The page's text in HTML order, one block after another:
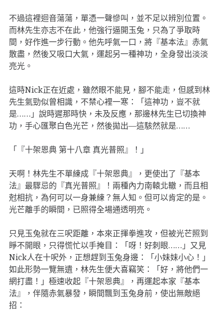
不過這裡迴音蕩蕩，單憑一聲慘叫，並不足以辨別位置。
而林先生亦志不在此，他強行逼開玉兔，只為了爭取時
間，好作進一步行動。他先呼氣一口，將『基本法』赤氣
散盡，然後又吸口大氣，運起另一種神功，全身發出淡淡
亮光。
這時Nick正在近處，雖然眼不能見，腳不能走，但感到林
先生氣勁似曾相識，不禁心裡一寒：「這神功，豈不就
是……」說時遲那時快，未及反應，那邊林先生已切換神
功，手心匯聚白色光芒，然後拋出—這駭然就是……
「『十架恩典 第十八章 真光普照』！」
天啊！林先生不單練成『十架恩典』，更使出了『基本
法』最驟忌的『真光普照』！兩種內力南轅北轍，而且相
尅相抗，為何可以一身兼練？無人知。但可以肯定的是。
光芒離手的瞬間，已照得全場通透明亮。
只見玉兔就在三呎距離，本來正揮拳進攻，但被光芒照到
睜不開眼，只得慌忙以手掩目：「呀！好刺眼……」又見
Nick人在十呎外，正想趕到玉兔身邊：「小妹妹小心！」
如此形勢一覽無遺，林先生便大喜竊笑：「好，將他們一
網打盡！」極速收起『十架恩典』，再運起本家『基本
法』，伴隨赤氣暴發，瞬間飄到玉兔身前，使出無敵絕
招：